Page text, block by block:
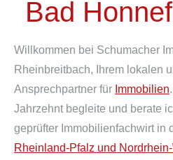
Bad
Willkommen bei Schumacher
Rheinbreitbach, Ihrem lokalen
Ansprechpartner für Immobilien
Jahrzehnt begleite und berate
geprüfter Immobilienfachwirt in
Rheinland-Pfalz und